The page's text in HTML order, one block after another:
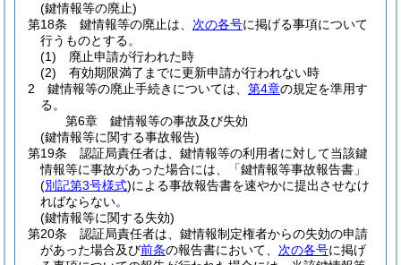
(鍵情報等の廃止)
第18条
鍵情報等の廃止は、 次の各号に掲げる事項について
行うものとする。
(1)
廃止申請が行われた時
(2)
有効期限満了までに更新申請が行われない時
2
鍵情報等の廃止手続きについては、 第4章の規定を準用す
る。
第6章
鍵情報等の事故及び失効
(鍵情報等に関する事故報告)
第19条
認証局責任者は、鍵情報等の利用者に対して当該鍵
情報等に事故があった場合には、「鍵情報等事故報告書」
(別記第3号様式)による事故報告書を速やかに提出させなけ
ればならない。
(鍵情報等に関する失効)
第20条
認証局責任者は、鍵情報制定権者からの失効の申請
があった場合及び前条の報告書において、 次の各号に掲げ